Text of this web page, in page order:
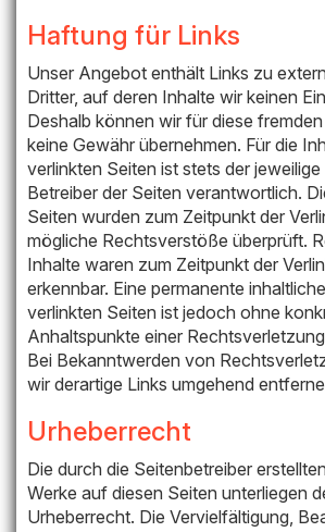
Haftung für Links
Unser Angebot enthält Links zu
Dritter, auf deren Inhalte wir keinen
Deshalb können wir für diese
keine Gewähr übernehmen. Für die
verlinkten Seiten ist stets der
Betreiber der Seiten verantwortlich.
Seiten wurden zum Zeitpunkt der
mögliche Rechtsverstöße überprüft.
Inhalte waren zum Zeitpunkt der
erkennbar. Eine permanente
verlinkten Seiten ist jedoch ohne
Anhaltspunkte einer
Bei Bekanntwerden von
wir derartige Links umgehend
Urheberrecht
Die durch die Seitenbetreiber
Werke auf diesen Seiten unterliegen
Urheberrecht. Die Vervielfältigung,